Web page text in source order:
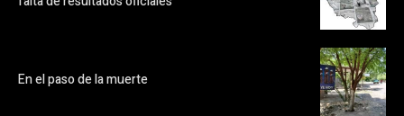
En el paso de la muerte